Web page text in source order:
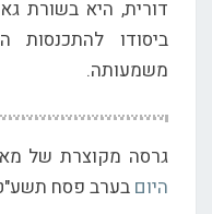
דורית, היא בשורת
ביסודו
משמעותה.
גרסה מקוצרת של
היום בערב פסח